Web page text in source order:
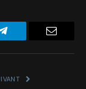
Telegram